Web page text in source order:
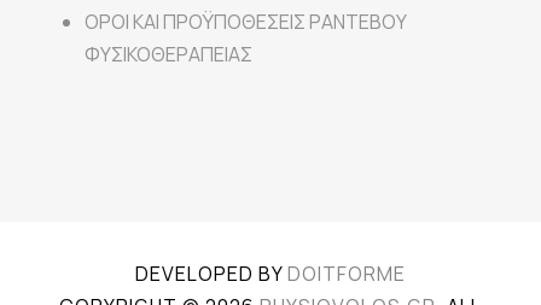
ΟΡΟΙ ΚΑΙ ΠΡΟΫΠΟΘΕΣΕΙΣ ΡΑΝΤΕΒΟΥ
ΦΥΣΙΚΟΘΕΡΑΠΕΙΑΣ
DEVELOPED BYDOITFORME